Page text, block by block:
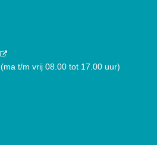
(ma t/m vrij 08.00 tot 17.00 uur)